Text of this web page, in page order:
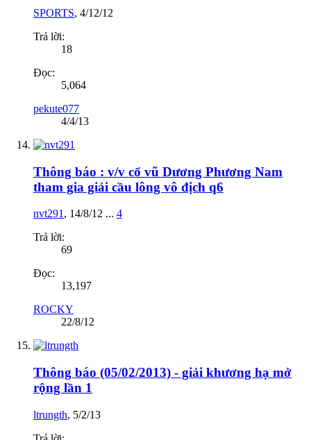
SPORTS, 4/12/12
Trả lời:
18
Đọc:
5,064
pekute077
4/4/13
Thông báo : v/v cổ vũ Dương Phương Nam
tham gia giải cầu lông vô địch q6
nvt291, 14/8/12 ... 4
Trả lời:
69
Đọc:
13,197
ROCKY
22/8/12
Thông báo (05/02/2013) - giải khương hạ mở
rộng lần 1
ltrungth, 5/2/13